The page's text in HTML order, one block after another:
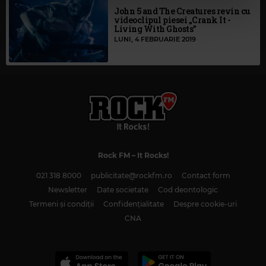
cu utilizarea modulelor noastre cookie.John 5 and The Creatures revin cu
videoclipul piesei „Crank It -
Living With Ghosts”
LUNI, 4 FEBRUARIE 2019
Rock FM– It Rocks!
021 318 8000 publicitate@rockfm.ro
Contact form
Newsletter
Date societate
Cod deontologic
Termeni și condiții
Confidențialitate
Despre cookie-uri
CNA